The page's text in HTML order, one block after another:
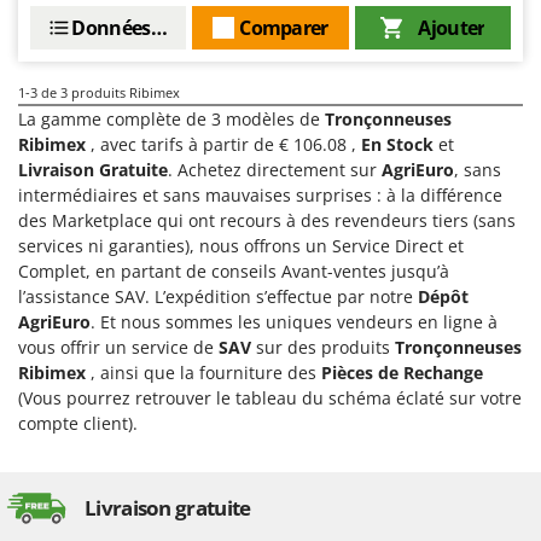
Groupes électrogènes
Gyrobroyeurs à lame pour tracteur
H
Haches - Cognées et Hachettes
Hachoirs à viande
Herses à Dents
Herses Rotatives
L
Lames à neige
Lames niveleuses pour tracteur
Lave-vitres
Lieuses électriques pour vignes
Edilmark
Effeuno
Einhell
Elegen
Energy Gruppi
Enotecnica Pillan
Eschenfelder
EuroMech
Eurosystems
F
Famag
Ajouter
Comparer
Données techniques
1-3 de 3 produits Ribimex
La gamme complète de 3 modèles de Tronçonneuses
Ribimex , avec tarifs à partir de € 106.08 , En Stock et
Livraison Gratuite. Achetez directement sur AgriEuro, sans
intermédiaires et sans mauvaises surprises : à la différence
des Marketplace qui ont recours à des revendeurs tiers (sans
services ni garanties), nous offrons un Service Direct et
Complet, en partant de conseils Avant-ventes jusqu’à
l’assistance SAV. L’expédition s’effectue par notre Dépôt
AgriEuro. Et nous sommes les uniques vendeurs en ligne à
vous offrir un service de SAV sur des produits Tronçonneuses
Ribimex , ainsi que la fourniture des Pièces de Rechange
(Vous pourrez retrouver le tableau du schéma éclaté sur votre
compte client).
Livraison gratuite